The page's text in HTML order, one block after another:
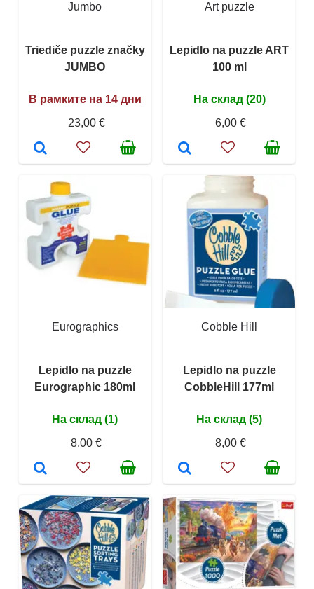
Jumbo
Triediče puzzle značky
JUMBO
В рамките на 14 дни
23,00 €
Art puzzle
Lepidlo na puzzle ART
100 ml
На склад (20)
6,00 €
Eurographics
Lepidlo na puzzle
Eurographic 180ml
На склад (1)
8,00 €
Cobble Hill
Lepidlo na puzzle
CobbleHill 177ml
На склад (5)
8,00 €